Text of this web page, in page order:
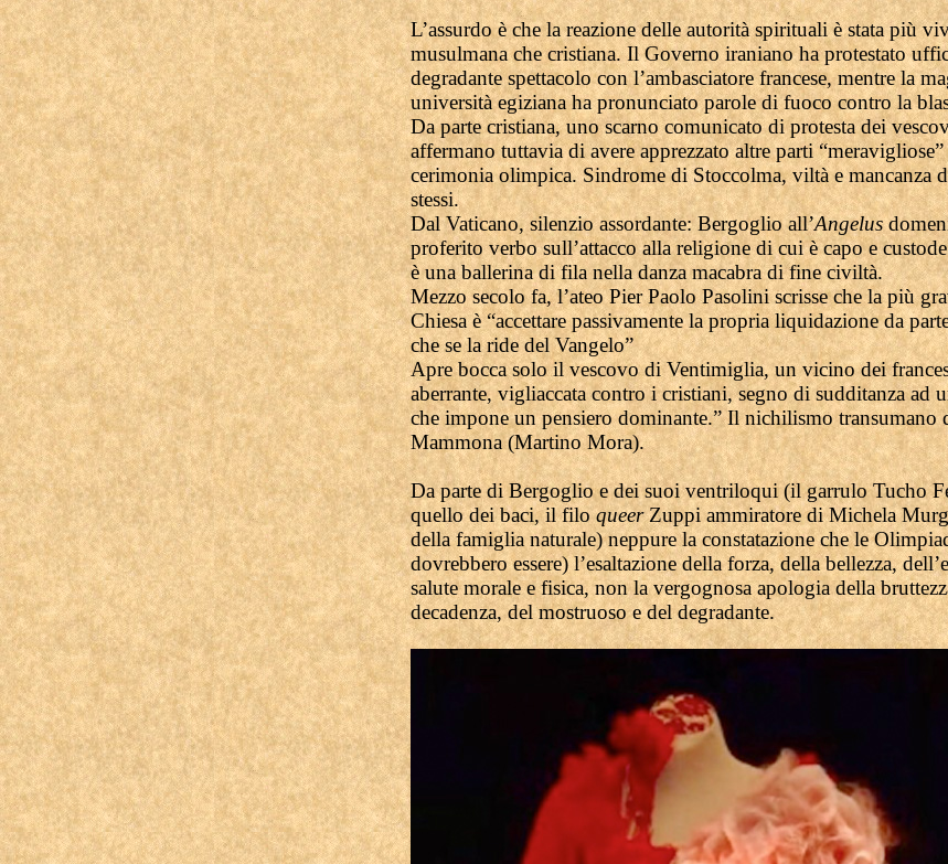
L’assurdo è che la reazione delle autorità spirituali è stata più
musulmana che cristiana. Il Governo iraniano ha protestato
degradante spettacolo con l’ambasciatore francese, mentre la
università egiziana ha pronunciato parole di fuoco contro la
Da parte cristiana, uno scarno comunicato di protesta dei
affermano tuttavia di avere apprezzato altre parti
cerimonia olimpica. Sindrome di Stoccolma, viltà e mancanza
stessi.
Dal Vaticano, silenzio assordante: Bergoglio all’Angelus
proferito verbo sull’attacco alla religione di cui è capo e
è una ballerina di fila nella danza macabra di fine civiltà.
Mezzo secolo fa, l’ateo Pier Paolo Pasolini scrisse che la più
Chiesa è “accettare passivamente la propria liquidazione da
che se la ride del Vangelo”
Apre bocca solo il vescovo di Ventimiglia, un vicino dei
aberrante, vigliaccata contro i cristiani, segno di sudditanza ad
che impone un pensiero dominante.” Il nichilismo transumano
Mammona (Martino Mora).
Da parte di Bergoglio e dei suoi ventriloqui (il garrulo Tucho
quello dei baci, il filoqueerZuppi ammiratore di Michela
della famiglia naturale) neppure la constatazione che le
dovrebbero essere) l’esaltazione della forza, della bellezza,
salute morale e fisica, non la vergognosa apologia della
decadenza, del mostruoso e del degradante.